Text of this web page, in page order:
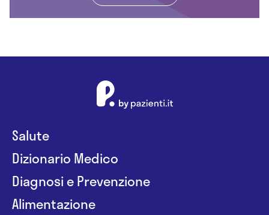
Salute
Dizionario Medico
Diagnosi e Prevenzione
Alimentazione